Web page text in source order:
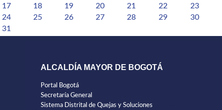
17
18 19 20 21 22
23
24
25 26 27 28 29
30
31
ALCALDÍA MAYOR DE BOGOTÁ
Portal Bogotá
Secretaría General
Sistema Distrital de Quejas y Soluciones